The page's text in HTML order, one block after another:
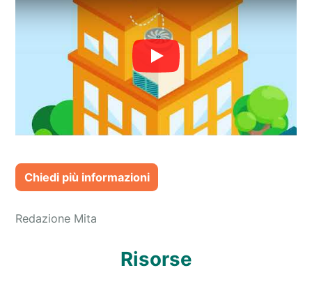
Play
Chiedi più informazioni
Redazione Mita
Risorse